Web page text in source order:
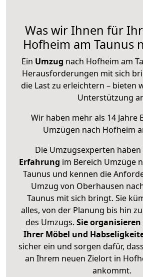
Was wir Ihnen für
Hofheim am Taunus
Ein Umzug nach Hofheim am
Herausforderungen mit sich
die Last zu erleichtern – bieten
Unterstützung
Wir haben mehr als 14 Jahre
Umzügen nach Hofheim
Die Umzugsexperten haben
Erfahrung im Bereich Umzüge
Taunus und kennen die
Umzug von Oberhausen
Taunus mit sich bringt. Sie
alles, von der Planung bis hin
des Umzugs. Sie
Ihrer Möbel und
sicher ein und sorgen dafür,
an Ihrem neuen Zielort in
ankommt.